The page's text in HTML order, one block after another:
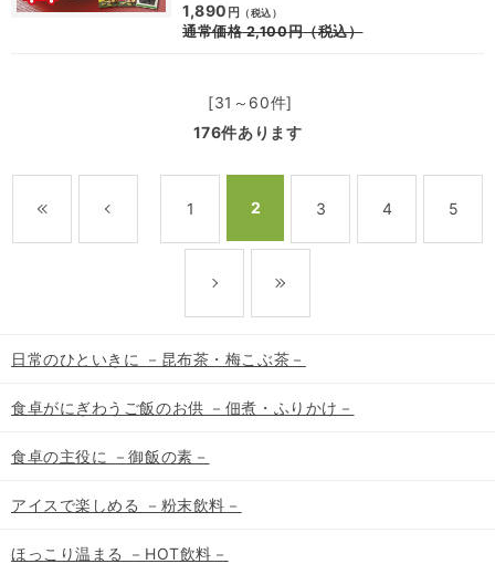
1,890 円 （税込）
通常価格2,100円（税込）
[31～60件]
176件あります
1 2 3 4 5
日常のひといきに －昆布茶・梅こぶ茶－
食卓がにぎわうご飯のお供 －佃煮・ふりかけ－
食卓の主役に －御飯の素－
アイスで楽しめる －粉末飲料－
ほっこり温まる －HOT飲料－